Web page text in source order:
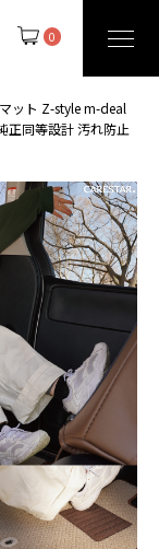
0
ット Z-style m-deal
正同等設計 汚れ防止